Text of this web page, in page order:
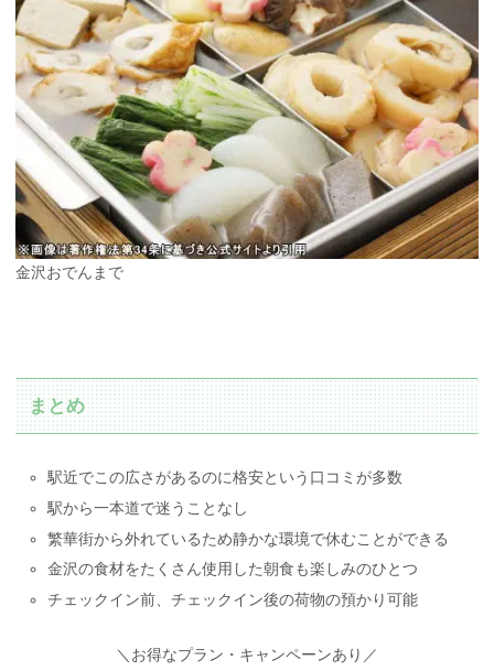
金沢おでんまで
まとめ
駅近でこの広さがあるのに格安という口コミが多数
駅から一本道で迷うことなし
繁華街から外れているため静かな環境で休むことができる
金沢の食材をたくさん使用した朝食も楽しみのひとつ
チェックイン前、チェックイン後の荷物の預かり可能
＼お得なプラン・キャンペーンあり／